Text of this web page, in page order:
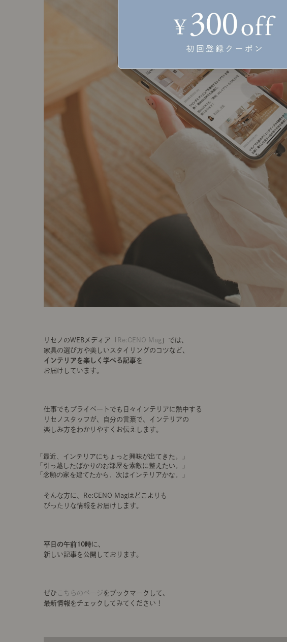
リセノのWEBメディア「 Re:CENO Mag 」では、
家具の選び方や美しいスタイリングのコツなど、
インテリアを楽しく学べる記事を
お届けしています。
仕事でもプライベートでも日々インテリアに熱中する
リセノスタッフが、自分の言葉で、インテリアの
楽しみ方をわかりやすくお伝えします。
「最近、インテリアにちょっと興味が出てきた。」
「引っ越したばかりのお部屋を素敵に整えたい。」
「念願の家を建てたから、次はインテリアかな。」
そんな方に、Re:CENO Magはどこよりも
ぴったりな情報をお届けします。
平日の午前10時に、
新しい記事を公開しております。
ぜひ こちらのページ をブックマークして、
最新情報をチェックしてみてください！